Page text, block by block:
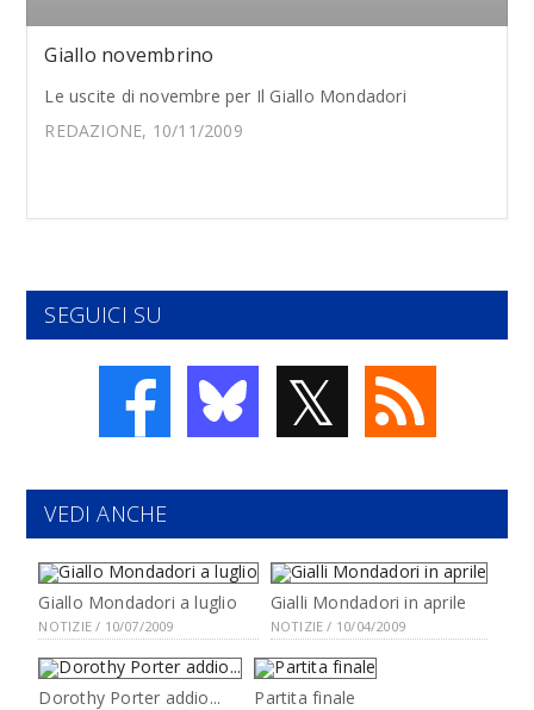
Giallo novembrino
Le uscite di novembre per Il Giallo Mondadori
REDAZIONE, 10/11/2009
SEGUICI SU
𝕏
VEDI ANCHE
Giallo Mondadori a luglio
NOTIZIE / 10/07/2009
Gialli Mondadori in aprile
NOTIZIE / 10/04/2009
Dorothy Porter addio... Partita finale